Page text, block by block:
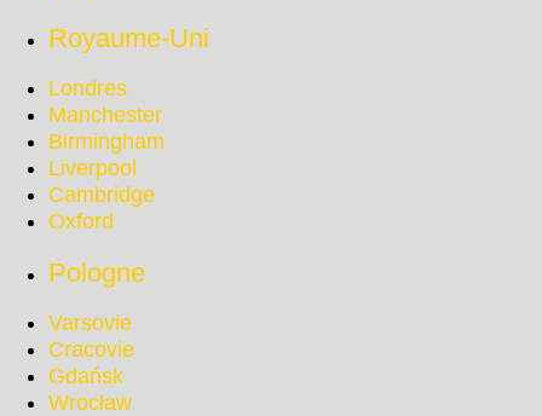
Royaume-Uni
Londres
Manchester
Birmingham
Liverpool
Cambridge
Oxford
Pologne
Varsovie
Cracovie
Gdańsk
Wrocław